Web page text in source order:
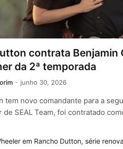
contrata Benjamin
da 2ª temporada
junho 30, 2026
tem novo comandante para a
de SEAL Team, foi contratado